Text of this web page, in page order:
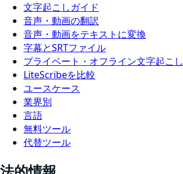
文字起こしガイド
音声・動画の翻訳
音声・動画をテキストに変換
字幕とSRTファイル
プライベート・オフライン文字起こし
LiteScribeを比較
ユースケース
業界別
言語
無料ツール
代替ツール